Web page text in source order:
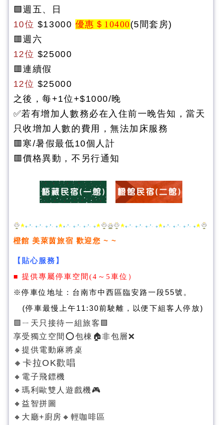
🟩週五、日
10位 $13000 優惠＄10400(5間套房)
🟥週六
12位 $25000
🟥連續假
12位 $25000
之後，每+1位+$1000/晚
✅若有增加人數務必在入住前一晚告知，當天
只收增加人數的費用，無法加床服務
🟥寒/暑假最低10個人計
🟥價格異動，不另行通知
橙館 美萊茵旅宿 歡迎您 ~ ~
【貼心服務】
■ 提供專屬停車空間(4～5車位）
※停車位地址：台南市中西區臨安路一段55號。
(停車最慢上午11:30前駛離，以便下組客人停放)
🟩ㄧ天只接待一組旅客🟩
享受獨立空間⭕️包棟🏠非包層❌
🔸提供電動麻將桌
🔸卡拉OK歡唱
🔸電子飛鏢機
🔸瑪利歐雙人遊戲機🎮
🔸益智拼圖
🔸大廳+廚房🔸輕咖啡區